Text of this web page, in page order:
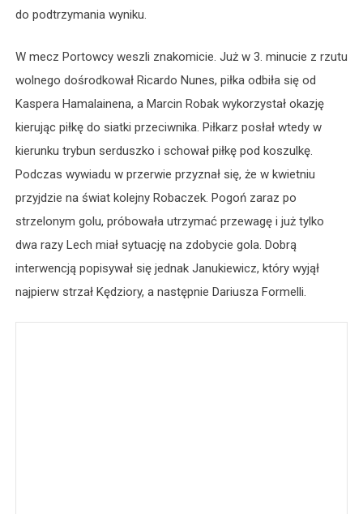
do podtrzymania wyniku.
W mecz Portowcy weszli znakomicie. Już w 3. minucie z rzutu
wolnego dośrodkował Ricardo Nunes, piłka odbiła się od
Kaspera Hamalainena, a Marcin Robak wykorzystał okazję
kierując piłkę do siatki przeciwnika. Piłkarz posłał wtedy w
kierunku trybun serduszko i schował piłkę pod koszulkę.
Podczas wywiadu w przerwie przyznał się, że w kwietniu
przyjdzie na świat kolejny Robaczek. Pogoń zaraz po
strzelonym golu, próbowała utrzymać przewagę i już tylko
dwa razy Lech miał sytuację na zdobycie gola. Dobrą
interwencją popisywał się jednak Janukiewicz, który wyjął
najpierw strzał Kędziory, a następnie Dariusza Formelli.